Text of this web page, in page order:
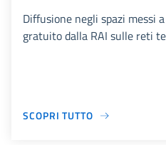
Diffusione negli spazi messi
gratuito dalla RAI sulle reti
SCOPRI TUTTO